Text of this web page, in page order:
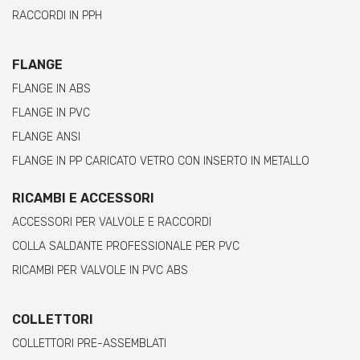
RACCORDI IN PPH
FLANGE
FLANGE IN ABS
FLANGE IN PVC
FLANGE ANSI
FLANGE IN PP CARICATO VETRO CON INSERTO IN METALLO
RICAMBI E ACCESSORI
ACCESSORI PER VALVOLE E RACCORDI
COLLA SALDANTE PROFESSIONALE PER PVC
RICAMBI PER VALVOLE IN PVC ABS
COLLETTORI
COLLETTORI PRE-ASSEMBLATI